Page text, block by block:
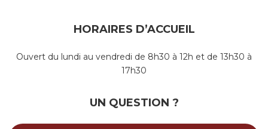
HORAIRES D’ACCUEIL
Ouvert du lundi au vendredi de 8h30 à 12h et de 13h30 à
17h30
UN QUESTION ?